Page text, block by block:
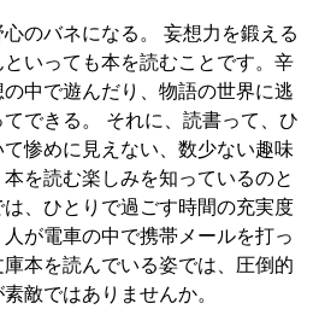
心のバネになる。 妄想力を鍛える
いっても本を読むことです。辛
中で遊んだり、物語の世界に逃
できる。 それに、読書って、ひ
惨めに見えない、数少ない趣味
を読む楽しみを知っているのと
、ひとりで過ごす時間の充実度
が電車の中で携帯メールを打っ
本を読んでいる姿では、圧倒的
敵ではありませんか。